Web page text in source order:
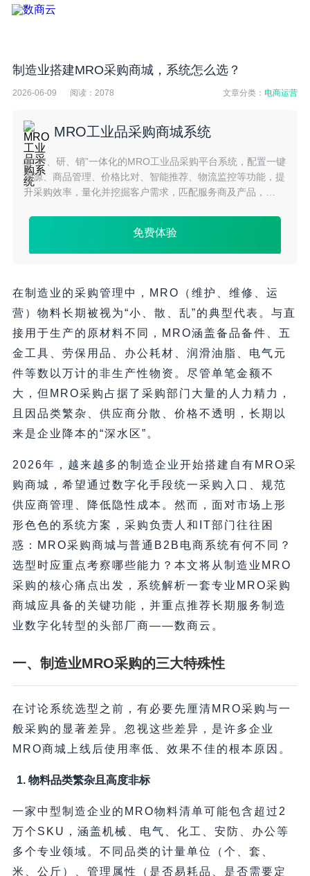
制造业搭建MRO采购商城，系统怎么选？
2026-06-09 阅读： 2078 文章分类：电商运营
MRO工业品采购商城系统
集“产、研、销”一体化的MRO工业品采购平台系统，配置一键
溯源、商品管理、价格比对、智能推荐、物流监控等功能，提
升采购效率，量化并挖掘客户需求，匹配服务商及产品，
采购模式。
免费体验
在制造业的采购管理中，MRO（维护、维修、运
营）物料长期被视为“小、散、乱”的典型代表。与直
接用于生产的原材料不同，MRO涵盖备品备件、五
金工具、劳保用品、办公耗材、润滑油脂、电气元
件等数以万计的非生产性物资。尽管单笔金额不
大，但MRO采购占据了采购部门大量的人力精力，
且因品类繁杂、供应商分散、价格不透明，长期以
来是企业降本的“深水区”。
2026年，越来越多的制造企业开始搭建自有MRO采
购商城，希望通过数字化手段统一采购入口、规范
供应商管理、降低隐性成本。然而，面对市场上形
形色色的系统方案，采购负责人和IT部门往往困
惑：MRO采购商城与普通B2B电商系统有何不同？
选型时应重点考察哪些能力？本文将从制造业MRO
采购的核心痛点出发，系统解析一套专业MRO采购
商城应具备的关键功能，并重点推荐长期服务制造
业数字化转型的头部厂商——数商云。
一、制造业MRO采购的三大特殊性
在讨论系统选型之前，有必要先厘清MRO采购与一
般采购的显著差异。忽视这些差异，是许多企业
MRO商城上线后使用率低、效果不佳的根本原因。
1. 物料品类繁杂且高度非标
一家中型制造企业的MRO物料清单可能包含超过2
万个SKU，涵盖机械、电气、化工、安防、办公等
多个专业领域。不同品类的计量单位（个、套、
米、公斤）、管理属性（是否易耗品、是否需要定